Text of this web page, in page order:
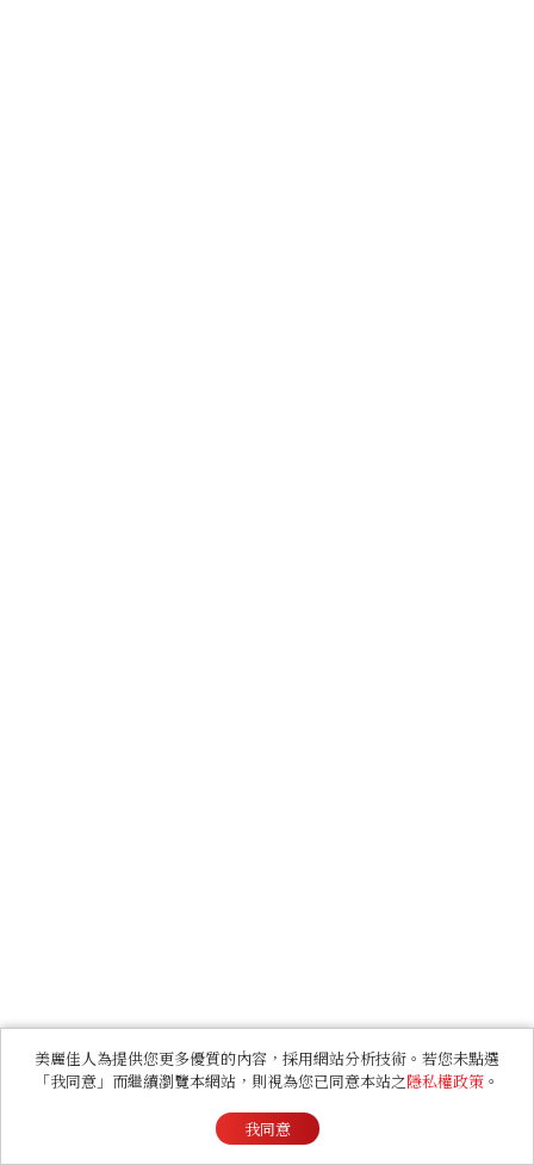
美麗佳人為提供您更多優質的內容，採用網站分析技術。若您未點選
「我同意」而繼續瀏覽本網站，則視為您已同意本站之隱私權政策 。
我同意